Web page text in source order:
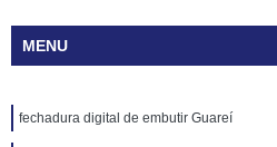
MENU
fechadura digital de embutir Guareí